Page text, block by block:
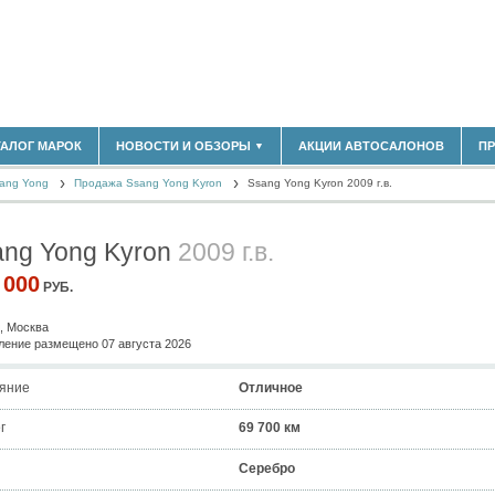
(14298)
МАРОК НОВОСТИ И ОБЗОРЫ ▼
НОВОСТИ РЫНКА
МАТЕРИАЛЫ ПАРТНЕРОВ
АКЦИИ АВТОСАЛОНОВ
Yong Продажа Ssang Yong Kyron Ssang Yong Kyron 2009 г.в.
Yong Kyron 2009 г.в.
РУБ.
Москва
размещено 07 августа 2026
Отличное
69 700 км
Серебро